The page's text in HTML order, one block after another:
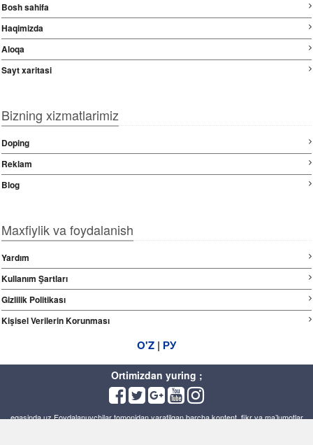
Bosh sahifa
Haqimizda
Aloqa
Sayt xaritasi
Bizning xizmatlarimiz
Doping
Reklam
Blog
Maxfiylik va foydalanish
Yardım
Kullanım Şartları
Gizlilik Politikası
Kişisel Verilerin Korunması
O'Z | РУ
Ortimizdan yuring ;
egasinda.uz Foydalanuvchilar tomonidan yaratilgan barcha kontent, fikr va maʼlumotlar